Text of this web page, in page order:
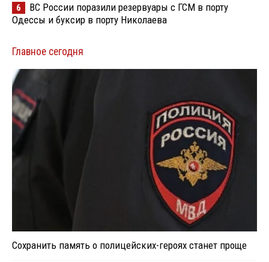
6
ВС России поразили резервуары с ГСМ в порту
Одессы и буксир в порту Николаева
Главное сегодня
Сохранить память о полицейских-героях станет проще